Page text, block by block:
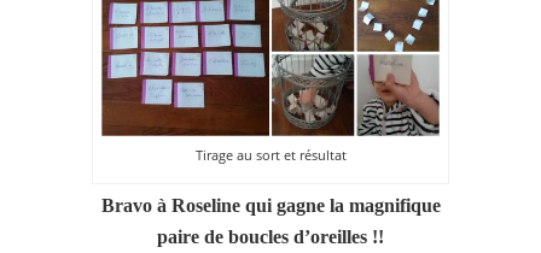
Tirage au sort et résultat
Bravo à Roseline qui gagne la magnifique
paire de boucles d’oreilles !!